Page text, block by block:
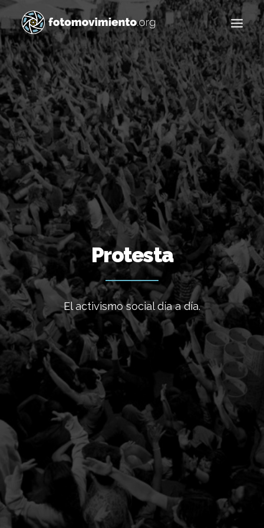
Buscar
Protesta
El activismo social día a día.